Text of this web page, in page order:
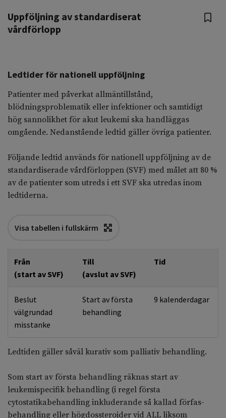
Uppföljning av standardiserat
vårdförlopp
Ledtider för nationell uppföljning
Patienter med påverkat allmäntillstånd,
blödningsproblematik eller infektioner och samtidigt
hög sannolikhet för akut leukemi ska handläggas
omgående. Nedanstående ledtid gäller övriga patienter.
Följande ledtid används för nationell uppföljning av de
standardiserade vårdförloppen (SVF) med målet att 80 %
av de patienter som utreds i ett SVF ska utredas inom
ledtiderna.
Visa tabellen i fullskärm
Från
(start av SVF)
Till
(avslut av SVF)
Tid
Beslut
välgrundad
misstanke
Start av första
behandling
9 kalenderdagar
Ledtiden gäller såväl kurativ som palliativ behandling.
Som start av första behandling räknas start av
leukemispecifik behandling (i regel första
cytostatikabehandling inkluderande så kallad förfas-
behandling eller högdossteroider vid ALL liksom